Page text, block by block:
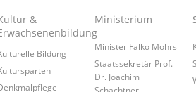
&
Bildung
Ministerium
Minister Falko Mohrs
Staatssekretär Prof.
Dr. Joachim